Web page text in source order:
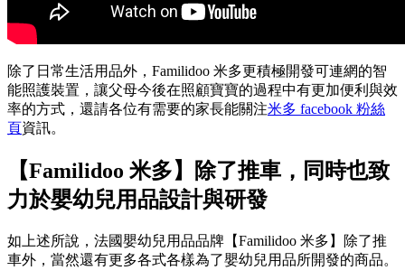
除了日常生活用品外，Familidoo 米多更積極開發可連網的智
能照護裝置，讓父母今後在照顧寶寶的過程中有更加便利與效
率的方式，還請各位有需要的家長能關注米多 facebook 粉絲
頁資訊。
【Familidoo 米多】除了推車，同時也致
力於嬰幼兒用品設計與研發
如上述所說，法國嬰幼兒用品品牌【Familidoo 米多】除了推
車外，當然還有更多各式各樣為了嬰幼兒用品所開發的商品。